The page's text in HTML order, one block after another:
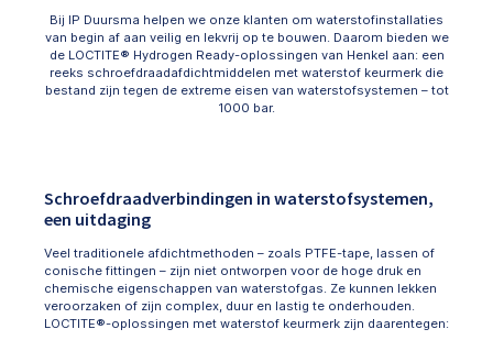
Bij IP Duursma helpen we onze klanten om waterstofinstallaties
van begin af aan veilig en lekvrij op te bouwen. Daarom bieden we
de LOCTITE® Hydrogen Ready-oplossingen van Henkel aan: een
reeks schroefdraadafdichtmiddelen met waterstof keurmerk die
bestand zijn tegen de extreme eisen van waterstofsystemen – tot
1000 bar.
Schroefdraadverbindingen in waterstofsystemen,
een uitdaging
Veel traditionele afdichtmethoden – zoals PTFE-tape, lassen of
conische fittingen – zijn niet ontworpen voor de hoge druk en
chemische eigenschappen van waterstofgas. Ze kunnen lekken
veroorzaken of zijn complex, duur en lastig te onderhouden.
LOCTITE®-oplossingen met waterstof keurmerk zijn daarentegen: